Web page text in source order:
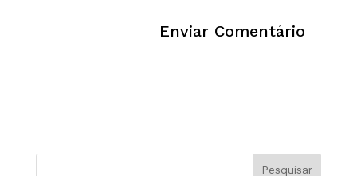
Pesquisar